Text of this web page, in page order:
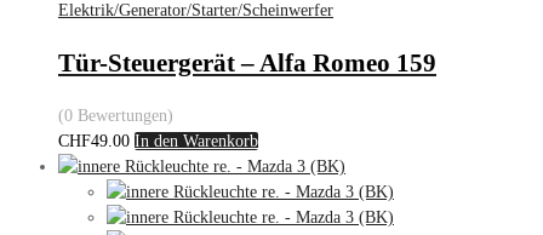
Elektrik/Generator/Starter/Scheinwerfer
Tür-Steuergerät – Alfa Romeo 159
(0 Bewertungen)
CHF49.00 In den Warenkorb